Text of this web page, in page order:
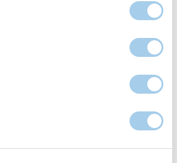
wat kán, maar ook wat slim
Soms is er trouwens meer
denkt, bijvoorbeeld met:
helpt je graag op weg.